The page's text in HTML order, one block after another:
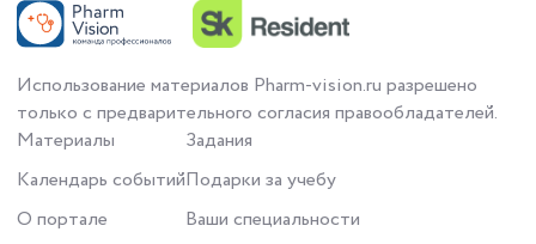
Использование материалов Pharm-vision.ru разрешено
только с предварительного согласия правообладателей.
Материалы
Календарь событий
О портале
Задания
Подарки за учебу
Ваши специальности